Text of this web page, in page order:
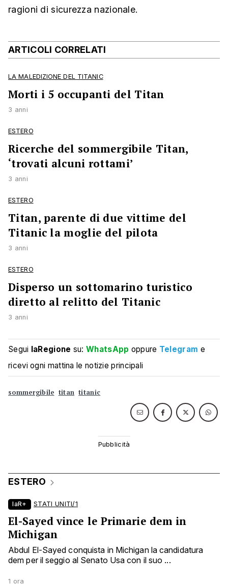
ragioni di sicurezza nazionale.
ARTICOLI CORRELATI
LA MALEDIZIONE DEL TITANIC
Morti i 5 occupanti del Titan
3 anni
ESTERO
Ricerche del sommergibile Titan,
‘trovati alcuni rottami’
3 anni
ESTERO
Titan, parente di due vittime del
Titanic la moglie del pilota
3 anni
ESTERO
Disperso un sottomarino turistico
diretto al relitto del Titanic
3 anni
Segui laRegione su:WhatsApp oppure Telegram e
ricevi ogni mattina le notizie principali
sommergibile titan titanic
ESTERO
laR+ STATI UNITI/1
El-Sayed vince le Primarie dem in
Michigan
Abdul El-Sayed conquista in Michigan la candidatura
dem per il seggio al Senato Usa con il suo ...
1 ora